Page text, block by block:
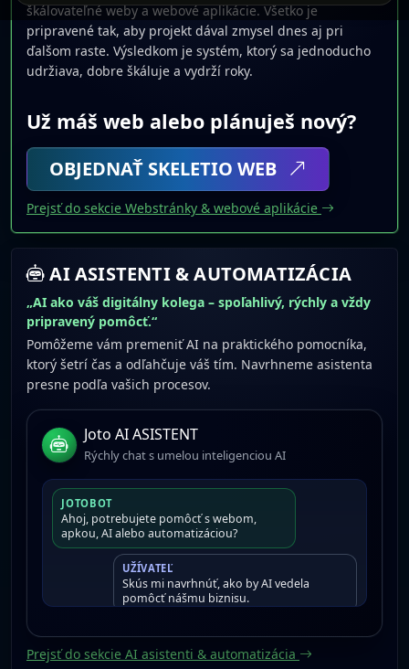
škálovateľné weby a webové aplikácie. Všetko je
pripravené tak, aby projekt dával zmysel dnes aj pri
ďalšom raste. Výsledkom je systém, ktorý sa jednoducho
udržiava, dobre škáluje a vydrží roky.
Už máš web alebo plánuješ nový?
OBJEDNAŤ SKELETIO WEB
Prejsť do sekcie Webstránky & webové aplikácie
AI ASISTENTI & AUTOMATIZÁCIA
„AI ako váš digitálny kolega – spoľahlivý, rýchly a vždy
pripravený pomôcť.“
Pomôžeme vám premeniť AI na praktického pomocníka,
ktorý šetrí čas a odľahčuje váš tím. Navrhneme asistenta
presne podľa vašich procesov.
Joto AI ASISTENT
Rýchly chat s umelou inteligenciou AI
JOTOBOT
Ahoj, potrebujete pomôcť s webom,
apkou, AI alebo automatizáciou?
UŽÍVATEĽ
Skús mi navrhnúť, ako by AI vedela
pomôcť nášmu biznisu.
JOTOBOT
Jasné. AI môže odpovedať klientom,
Prejsť do sekcie AI asistenti & automatizácia